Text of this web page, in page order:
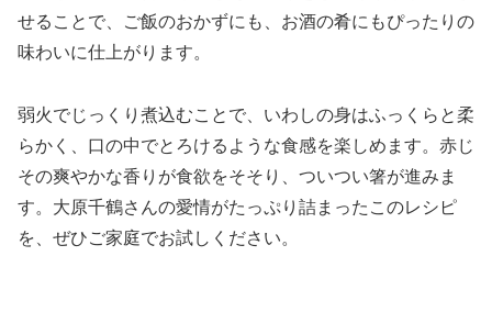
せることで、ご飯のおかずにも、お酒の肴にもぴったりの
味わいに仕上がります。
弱火でじっくり煮込むことで、いわしの身はふっくらと柔
らかく、口の中でとろけるような食感を楽しめます。赤じ
その爽やかな香りが食欲をそそり、ついつい箸が進みま
す。大原千鶴さんの愛情がたっぷり詰まったこのレシピ
を、ぜひご家庭でお試しください。